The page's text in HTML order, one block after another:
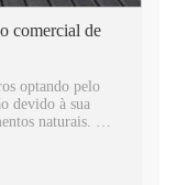
comercial de
optando pelo
devido à sua
naturais.
para muitos